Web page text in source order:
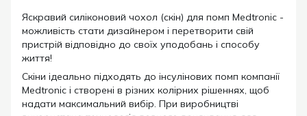
Яскравий силіконовий чохол (скін) для помп Medtronic -
можливість стати дизайнером і перетворити свій
пристрій відповідно до своїх уподобань і способу
життя!
Скіни ідеально підходять до інсулінових помп компанії
Medtronic і створені в різних колірних рішеннях, щоб
надати максимальний вибір. При виробництві